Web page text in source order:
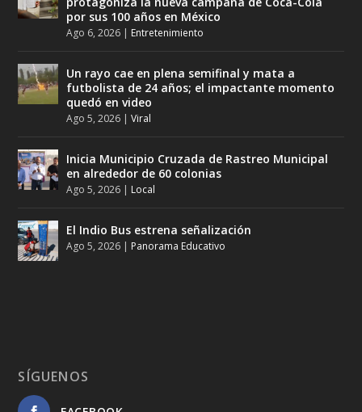
por sus 100 años en México
Ago 6, 2026 Entretenimiento
Un rayo cae en plena semifinal y mata a
futbolista de 24 años; el impactante momento
quedó en video
Ago 5, 2026 |Viral
Inicia Municipio Cruzada de Rastreo Municipal
en alrededor de 60 colonias
Ago 5, 2026 Local
El Indio Bus estrena señalización
Ago 5, 2026 Panorama Educativo
SÍGUENOS